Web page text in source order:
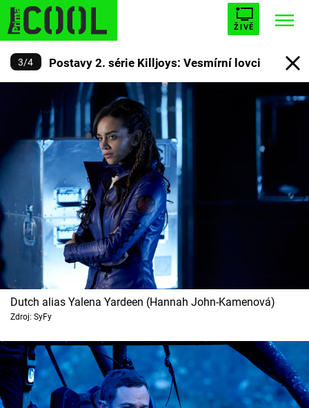
ŽIVĚ
Trendy: STARHOUSE BUFFY, PŘEMOŽITELKA UPÍRŮ
PLNEJ KOTEL AVENGERS 5
Témata
Filmy
Seriály
Hry
Cool Esport
Pořady
TV Program
3/4 Postavy 2. série Killjoys: Vesmírní lovci
Dutch alias Yalena Yardeen (Hannah John-Kamenová)
Zdroj: SyFy